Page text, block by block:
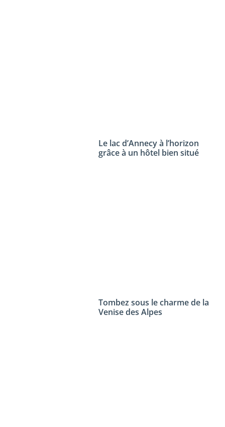
Le lac d’Annecy à l’horizon
grâce à un hôtel bien situé
Tombez sous le charme de la
Venise des Alpes